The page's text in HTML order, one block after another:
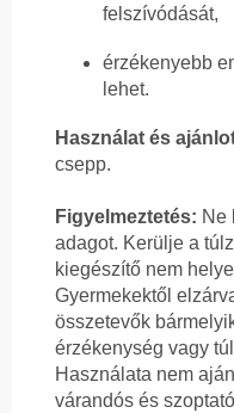
felszívódását,
érzékenyebb
lehet.
Használat és
csepp.
Figyelmeztetés: Ne
adagot. Kerülje a
kiegészítő nem
Gyermekektől
összetevők
érzékenység vagy
Használata nem
várandós és